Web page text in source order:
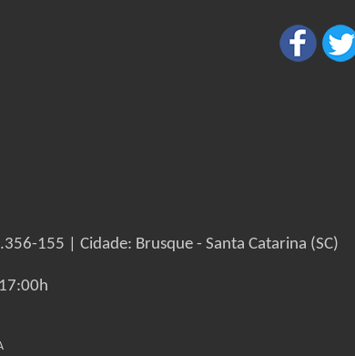
155 | Cidade: Brusque - Santa Catarina (SC)